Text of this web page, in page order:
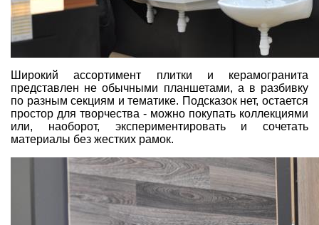
Широкий ассортимент плитки и керамогранита
представлен не обычными планшетами, а в разбивку
по разным секциям и тематике. Подсказок нет, остается
простор для творчества - можно покупать коллекциями
или, наоборот, экспериментировать и сочетать
материалы без жестких рамок.